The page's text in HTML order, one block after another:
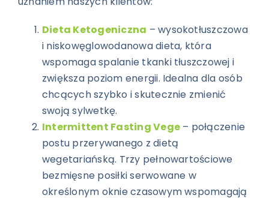
Dieta Ketogeniczna – wysokotłuszczowa
i niskowęglowodanowa dieta, która
wspomaga spalanie tkanki tłuszczowej i
zwiększa poziom energii. Idealna dla osób
chcących szybko i skutecznie zmienić
swoją sylwetkę.
Intermittent Fasting Vege– połączenie
postu przerywanego z dietą
wegetariańską. Trzy pełnowartościowe
bezmięsne posiłki serwowane w
określonym oknie czasowym wspomagają